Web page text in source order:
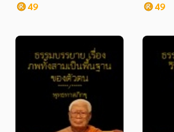
49 49